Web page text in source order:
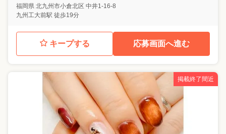
福岡県 北九州市小倉北区 中井1-16-8
九州工大前駅 徒歩19分
キープする 応募画面へ進む
掲載終了間近